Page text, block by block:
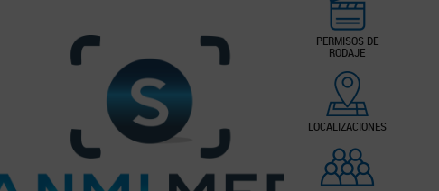
PERMISOS DE
RODAJE
LOCALIZACIONES